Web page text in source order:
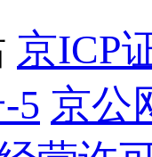
京ICP
5 京公